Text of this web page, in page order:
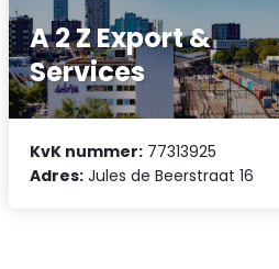
A 2 Z Export &
Services
KvK nummer: 77313925
Adres: Jules de Beerstraat 16